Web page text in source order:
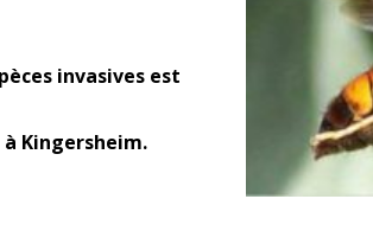
invasives est
à Kingersheim.